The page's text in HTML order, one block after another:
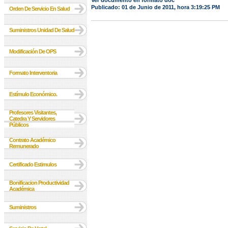
Orden De Servicio En Salud
Suministros Unidad De Salud
Modificación De OPS
Formato Interventoria
Estímulo Económico.
Profesores Visitantes,
Catedra Y Servidores
Públicos
Contrato Académico
Remunerado
Certificado Estimulos
Bonificacion Productividad
Académica
Suministros
Publicado: 01 de Junio de 2011, hora 3:19:25 PM